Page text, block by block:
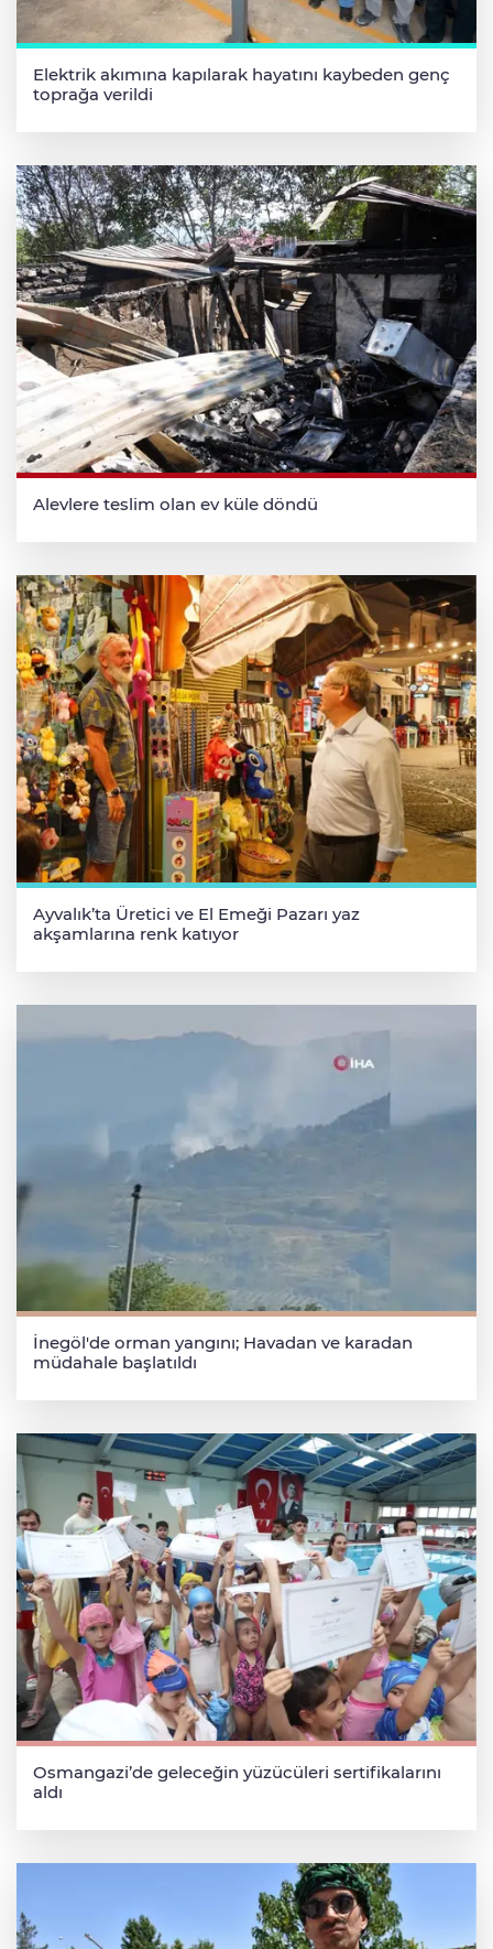
Elektrik akımına kapılarak hayatını kaybeden genç
toprağa verildi
Alevlere teslim olan ev küle döndü
Ayvalık’ta Üretici ve El Emeği Pazarı yaz
akşamlarına renk katıyor
İnegöl'de orman yangını; Havadan ve karadan
müdahale başlatıldı
Osmangazi’de geleceğin yüzücüleri sertifikalarını
aldı